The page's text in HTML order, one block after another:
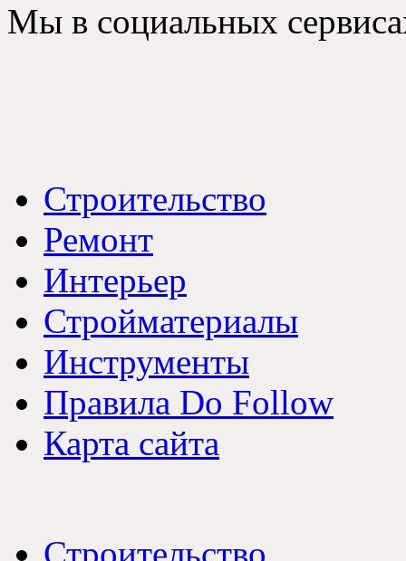
Мы в социальных
Строительство
Ремонт
Интерьер
Стройматериалы
Инструменты
Правила Do Follow
Карта сайта
Строительство